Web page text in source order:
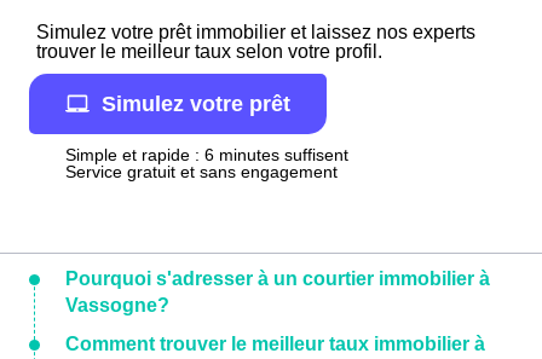
Simulez votre prêt immobilier et laissez nos experts
trouver le meilleur taux selon votre profil.
Simulez votre prêt
Simple et rapide : 6 minutes suffisent
Service gratuit et sans engagement
Pourquoi s'adresser à un courtier immobilier à
Vassogne?
Comment trouver le meilleur taux immobilier à